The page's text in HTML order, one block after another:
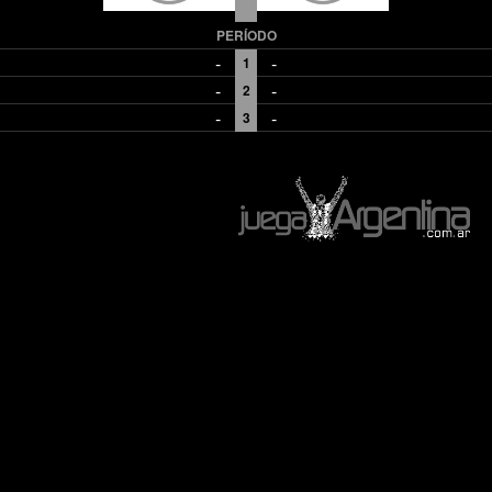
PERÍODO
- 1
-
-
2
-
-
3 -